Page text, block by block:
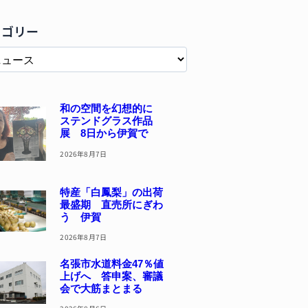
リー
和の空間を幻想的に
ステンドグラス作品
展 8日から伊賀で
2026年8月7日
特産「白鳳梨」の出荷
最盛期 直売所にぎわ
う 伊賀
2026年8月7日
名張市水道料金47％値
上げへ 答申案、審議
会で大筋まとまる